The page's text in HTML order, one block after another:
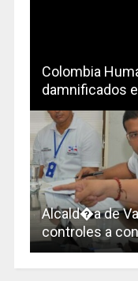
Colombia
damnificados
Alcald�a de
controles a